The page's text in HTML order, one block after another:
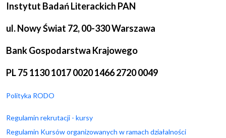
Instytut Badań Literackich PAN
ul. Nowy Świat 72, 00-330 Warszawa
Bank Gospodarstwa Krajowego
PL 75 1130 1017 0020 1466 2720 0049
Polityka RODO
Regulamin rekrutacji - kursy
Regulamin Kursów organizowanych w ramach działalności